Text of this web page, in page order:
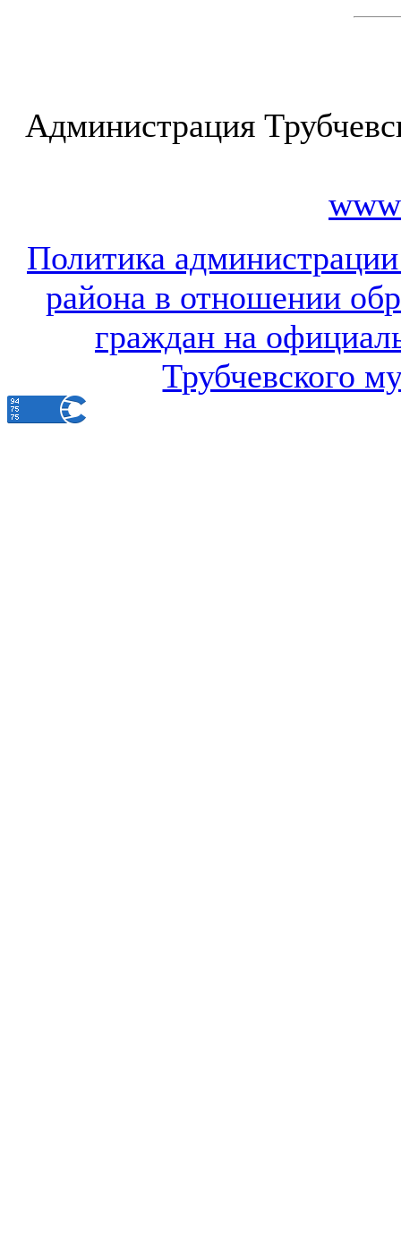
Администрация
Политика
района в отношении
граждан на
Трубчевского